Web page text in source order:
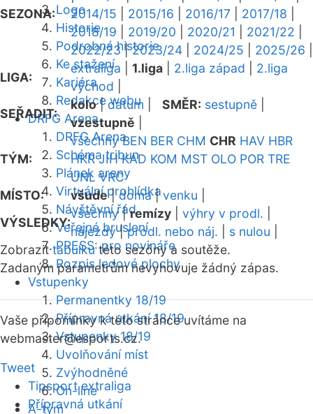
Logo
Historie
Podrobná historie
Ke stažení
Kariéra
Redakce webu
DRFG Arena
DRFG Arena
Schéma tribun
Plánek areny
Virtuální prohlídka
Návštěvní řád
Veřejné bruslení
PRESS: pro novináře
Rozpis ledové plochy
Vstupenky
Permanentky 18/19
Přípravná utkání 18/19
Vstupenky 18/19
Uvolňování míst
Zvýhodněné
On-line
A-tým
SEZONA:
2014/15
2015/16 2016/17 2017/18
2018/19
2019/20 2020/21 2021/22
2022/23|2023/24 2024/25 2025/26
LIGA:
extraliga 1.liga 2.liga západ
2.liga
východ
SEŘADIT:
kolo|datum SMĚR: sestupně
vzestupně
TÝM:
všechny BEN BER CHM CHR HAV HBR
HKR JIH KAD KOM MST OLO POR TRE
UNL VRC
MÍSTO:
všude|doma|venku
VÝSLEDKY:
všechny|remízy výhry v prodl.
nájezdy|prodl. nebo náj. s nulou
Zobrazittabulkutéto sezóny a soutěže.
Zadaným parametrům nevyhovuje žádný zápas.
Vaše připomínky k této stránce uvítáme na
webmaster@esports.cz.
Tweet
Tipsport extraliga
Přípravná utkání